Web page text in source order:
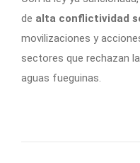
de alta conflictividad
movilizaciones y
sectores que rechazan
aguas fueguinas.